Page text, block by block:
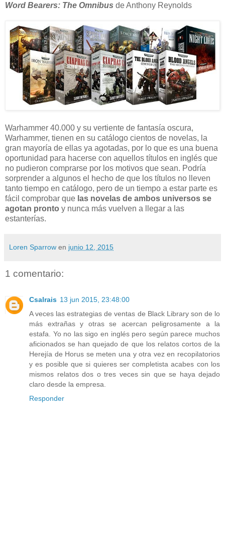
Word Bearers: The Omnibus de Anthony Reynolds
Warhammer 40.000 y su vertiente de fantasía oscura,
Warhammer, tienen en su catálogo cientos de novelas, la
gran mayoría de ellas ya agotadas, por lo que es una buena
oportunidad para hacerse con aquellos títulos en inglés que
no pudieron comprarse por los motivos que sean. Podría
sorprender a algunos el hecho de que los títulos no lleven
tanto tiempo en catálogo, pero de un tiempo a estar parte es
fácil comprobar que las novelas de ambos universos se
agotan pronto y nunca más vuelven a llegar a las
estanterías.
Loren Sparrow en junio 12, 2015
1 comentario:
Csalrais 13 jun 2015, 23:48:00
A veces las estrategias de ventas de Black Library son de lo
más extrañas y otras se acercan peligrosamente a la
estafa. Yo no las sigo en inglés pero según parece muchos
aficionados se han quejado de que los relatos cortos de la
Herejía de Horus se meten una y otra vez en recopilatorios
y es posible que si quieres ser completista acabes con los
mismos relatos dos o tres veces sin que se haya dejado
claro desde la empresa.
Responder